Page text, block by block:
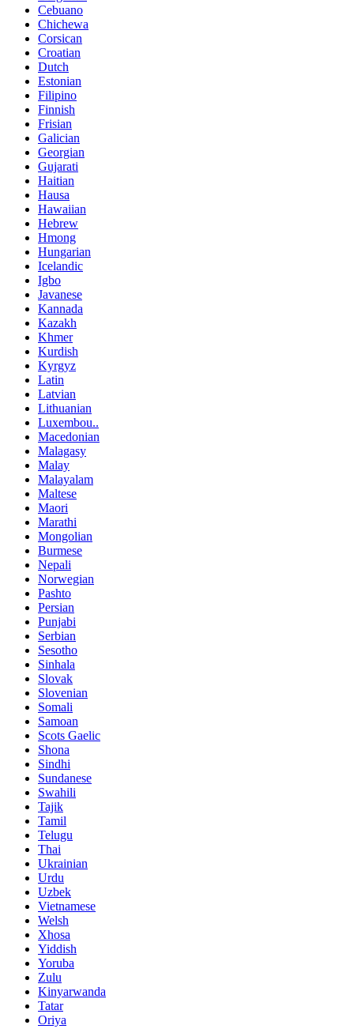
Cebuano
Chichewa
Corsican
Croatian
Dutch
Estonian
Filipino
Finnish
Frisian
Galician
Georgian
Gujarati
Haitian
Hausa
Hawaiian
Hebrew
Hmong
Hungarian
Icelandic
Igbo
Javanese
Kannada
Kazakh
Khmer
Kurdish
Kyrgyz
Latin
Latvian
Lithuanian
Luxembou..
Macedonian
Malagasy
Malay
Malayalam
Maltese
Maori
Marathi
Mongolian
Burmese
Nepali
Norwegian
Pashto
Persian
Punjabi
Serbian
Sesotho
Sinhala
Slovak
Slovenian
Somali
Samoan
Scots Gaelic
Shona
Sindhi
Sundanese
Swahili
Tajik
Tamil
Telugu
Thai
Ukrainian
Urdu
Uzbek
Vietnamese
Welsh
Xhosa
Yiddish
Yoruba
Zulu
Kinyarwanda
Tatar
Oriya